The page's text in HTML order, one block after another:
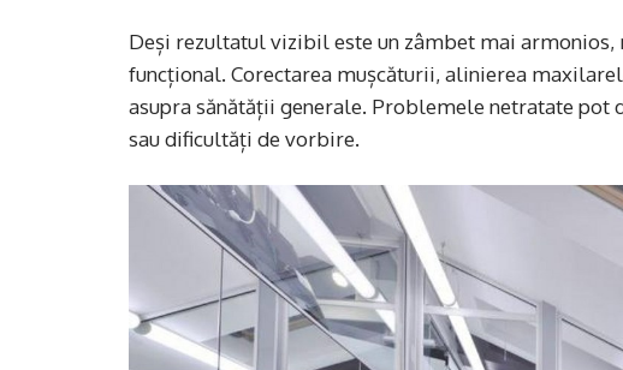
Deși rezultatul vizibil este un zâmbet mai
funcțional. Corectarea mușcăturii, alinierea
asupra sănătății generale. Problemele netratate pot
sau dificultăți de vorbire.